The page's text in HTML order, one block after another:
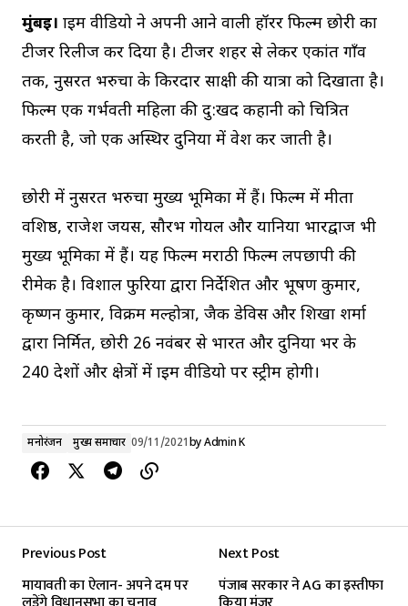
मुंबई। प्राइम वीडियो ने अपनी आने वाली हॉरर फिल्म छोरी का
टीजर रिलीज कर दिया है। टीजर शहर से लेकर एकांत गाँव
तक, नुसरत भरुचा के किरदार साक्षी की यात्रा को दिखाता है।
फिल्म एक गर्भवती महिला की दु:खद कहानी को चित्रित
करती है, जो एक अस्थिर दुनिया में प्रवेश कर जाती है।
छोरी में नुसरत भरुचा मुख्य भूमिका में हैं। फिल्म में मीता
वशिष्ठ, राजेश जयस, सौरभ गोयल और यानिया भारद्वाज भी
मुख्य भूमिका में हैं। यह फिल्म मराठी फिल्म लपछापी की
रीमेक है। विशाल फुरिया द्वारा निर्देशित और भूषण कुमार,
कृष्णन कुमार, विक्रम मल्होत्रा, जैक डेविस और शिखा शर्मा
द्वारा निर्मित, छोरी 26 नवंबर से भारत और दुनिया भर के
240 देशों और क्षेत्रों में प्राइम वीडियो पर स्ट्रीम होगी।
मनोरंजन मुख्य समाचार 09/11/2021byAdmin K
Previous Post
मायावती का ऐलान- अपने दम पर
Next Post
पंजाब सरकार ने AG का इस्तीफा